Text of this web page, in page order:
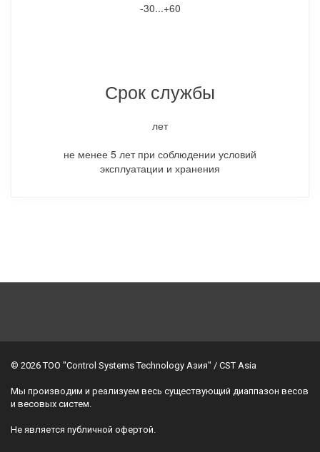
-30...+60
Срок службы
лет
не менее 5 лет при соблюдении условий
эксплуатации и хранения
© 2026 TOO "Control Systems Technology Азия" / CST Asia
Мы производим и реализуем весь существующий диаппазон весов
и весовых систем.
Не является публичной офертой.